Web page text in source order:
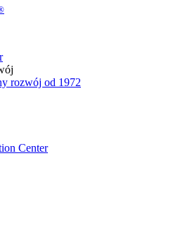
rozwój od 1972
Center